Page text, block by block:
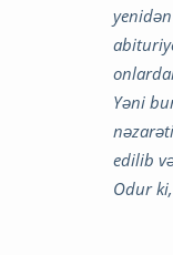
Yəni
edilib
Odur